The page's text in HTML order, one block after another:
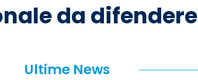
da difendere
Ultime News